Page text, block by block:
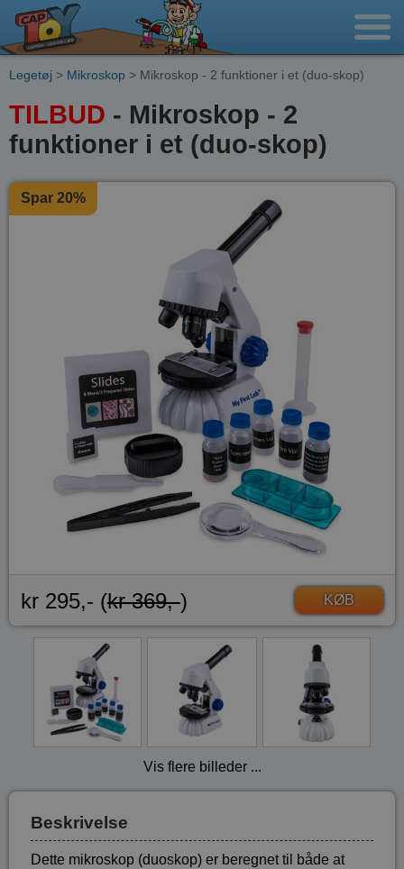
Legetøj > Mikroskop > Mikroskop - 2 funktioner i et (duo-skop)
TILBUD - Mikroskop - 2
funktioner i et (duo-skop)
Spar 20%
kr 295,- (kr 369,-) KØB
Vis flere billeder ...
Beskrivelse
Dette mikroskop (duoskop) er beregnet til både at